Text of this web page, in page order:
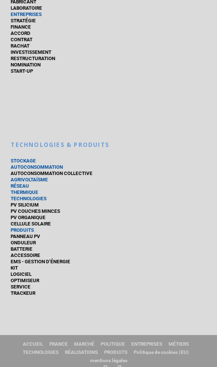
FABRICANT
LABORATOIRE
ENTREPRISES
STRATÉGIE
FINANCE
ACCORD
CONTRAT
RACHAT
INVESTISSEMENT
RESTRUCTURATION
NOMINATION
START-UP
TECHNOLOGIES & PRODUITS
STOCKAGE
AUTOCONSOMMATION
AUTOCONSOMMATION COLLECTIVE
AGRIVOLTAÏSME
RÉSEAU
THERMIQUE
TECHNOLOGIES
PV SILICIUM
PV COUCHES MINCES
PV ORGANIQUE
CELLULE SOLAIRE
PRODUITS
PANNEAU PV
ONDULEUR
BATTERIE
ACCESSOIRE
EMS - GESTION D'ÉNERGIE
KIT
LOGICIEL
OPTIMISEUR
SERVICE
TRACKEUR
ACCUEIL FRANCE MARCHÉ POLITIQUE ENTREPRISES
MÉTIERS
TECHNOLOGIES
RÉALISATIONS PRODUITS
Politique de cookies (EU)
mentions légales